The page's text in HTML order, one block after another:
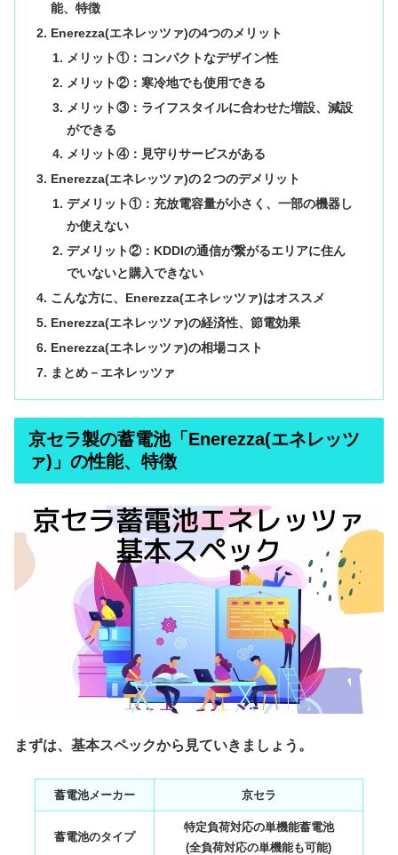
能、特徴
Enerezza(エネレッツァ)の4つのメリット
メリット①：コンパクトなデザイン性
メリット②：寒冷地でも使用できる
メリット③：ライフスタイルに合わせた増設、減設
ができる
メリット④：見守りサービスがある
Enerezza(エネレッツァ)の２つのデメリット
デメリット①：充放電容量が小さく、一部の機器し
か使えない
デメリット②：KDDIの通信が繋がるエリアに住ん
でいないと購入できない
こんな方に、Enerezza(エネレッツァ)はオススメ
Enerezza(エネレッツァ)の経済性、節電効果
Enerezza(エネレッツァ)の相場コスト
まとめ－エネレッツァ
京セラ製の蓄電池「Enerezza(エネレッツ
ァ)」の性能、特徴
まずは、基本スペックから見ていきましょう。
蓄電池メーカー 京セラ
蓄電池のタイプ
特定負荷対応の単機能蓄電池
(全負荷対応の単機能も可能)